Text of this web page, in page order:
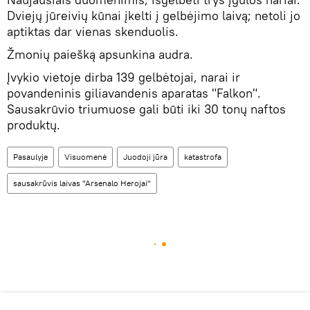
Dviejų jūreivių kūnai įkelti į gelbėjimo laivą; netoli jo
aptiktas dar vienas skenduolis.
Žmonių paiešką apsunkina audra.
Įvykio vietoje dirba 139 gelbėtojai, narai ir
povandeninis giliavandenis aparatas "Falkon".
Sausakrūvio triumuose gali būti iki 30 tonų naftos
produktų.
Pasaulyje Visuomenė Juodoji jūra katastrofa
sausakrūvis laivas "Arsenalo Herojai"